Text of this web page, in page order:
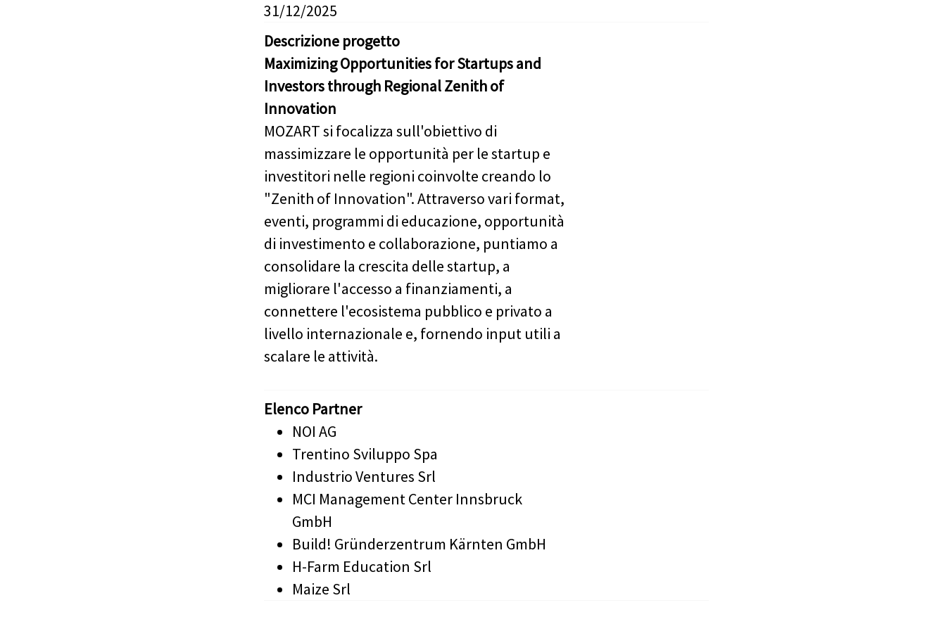
31/12/2025
Descrizione progetto
Maximizing Opportunities for Startups and
Investors through Regional Zenith of
Innovation
MOZART si focalizza sull'obiettivo di
massimizzare le opportunità per le startup e
investitori nelle regioni coinvolte creando lo
"Zenith of Innovation". Attraverso vari format,
eventi, programmi di educazione, opportunità
di investimento e collaborazione, puntiamo a
consolidare la crescita delle startup, a
migliorare l'accesso a finanziamenti, a
connettere l'ecosistema pubblico e privato a
livello internazionale e, fornendo input utili a
scalare le attività.
Elenco Partner
NOI AG
Trentino Sviluppo Spa
Industrio Ventures Srl
MCI Management Center Innsbruck
GmbH
Build! Gründerzentrum Kärnten GmbH
H-Farm Education Srl
Maize Srl